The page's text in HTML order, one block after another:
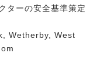
ターの安全基準策定
Wetherby, West